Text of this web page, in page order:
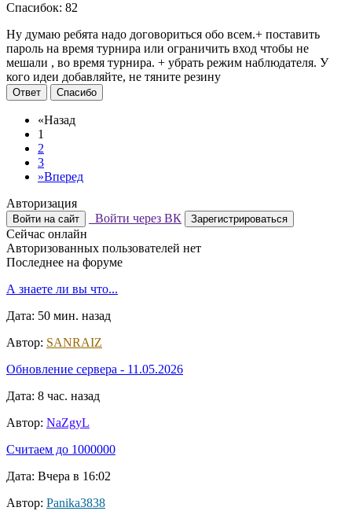
Спасибок: 82
Ну думаю ребята надо договориться обо всем.+ поставить
пароль на время турнира или ограничить вход чтобы не
мешали , во время турнира. + убрать режим наблюдателя. У
кого идеи добавляйте, не тяните резину
Ответ Спасибо
«Назад
1
2
3
»Вперед
Авторизация
Войти на сайт Войти через ВК Зарегистрироваться
Сейчас онлайн
Авторизованных пользователей нет
Последнее на форуме
А знаете ли вы что...
Дата: 50 мин. назад
Автор: SANRAIZ
Обновление сервера - 11.05.2026
Дата: 8 час. назад
Автор: NaZgyL
Считаем до 1000000
Дата: Вчера в 16:02
Автор: Panika3838